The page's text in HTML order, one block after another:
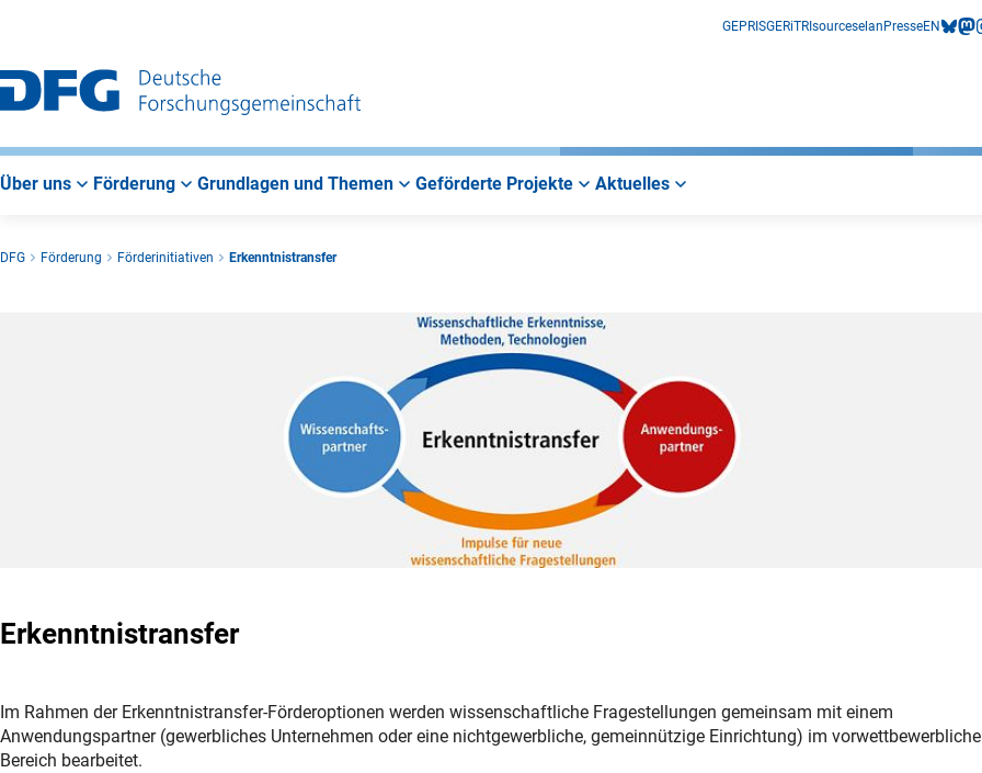
GEPRISGERiTRIsourceselan PresseEN
Über uns Förderung Grundlagen und Themen Geförderte Projekte Aktuelles
DFG Förderung Förderinitiativen Erkenntnistransfer
Erkenntnistransfer
Im Rahmen der Erkenntnistransfer-Förderoptionen werden wissenschaftliche Fragestellungen gemeinsam mit einem
Anwendungspartner (gewerbliches Unternehmen oder eine nichtgewerbliche, gemeinnützige Einrichtung) im
Bereich bearbeitet.